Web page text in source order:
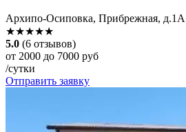
Архипо-Осиповка, Прибрежная, д.1А
★★★★★
5.0 (6 отзывов)
от 2000 до 7000 руб
/сутки
Отправить заявку